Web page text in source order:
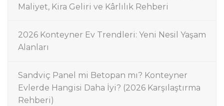
Maliyet, Kira Geliri ve Kârlılık Rehberi
2026 Konteyner Ev Trendleri: Yeni Nesil Yaşam
Alanları
Sandviç Panel mi Betopan mı? Konteyner
Evlerde Hangisi Daha İyi? (2026 Karşılaştırma
Rehberi)